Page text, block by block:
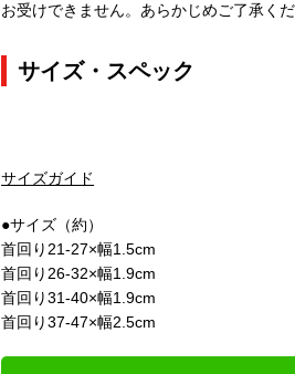
お受けできません。あらかじめご了承くだ
サイズ・スペック
サイズガイド
●サイズ（約）
首回り21-27×幅1.5cm
首回り26-32×幅1.9cm
首回り31-40×幅1.9cm
首回り37-47×幅2.5cm